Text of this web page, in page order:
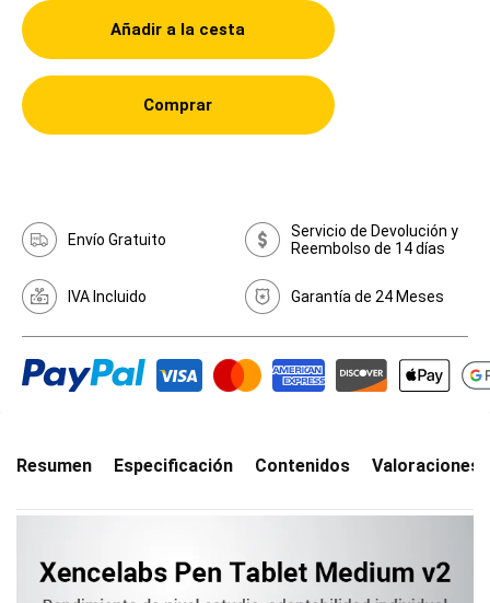
Añadir a la cesta
Comprar
Envío Gratuito
Servicio de Devolución y
Reembolso de 14 días
IVA Incluido Garantía de 24 Meses
Resumen Especificación Contenidos